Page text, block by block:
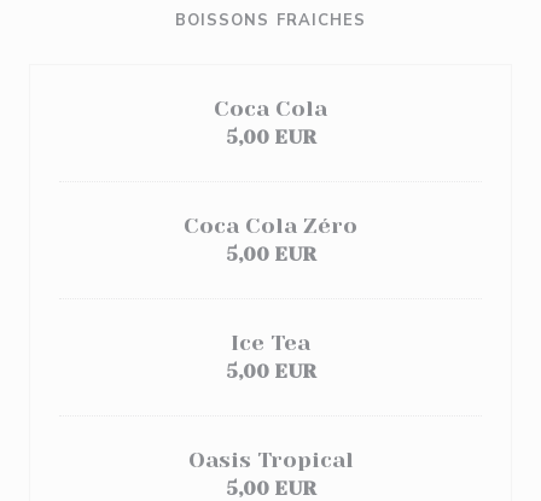
BOISSONS FRAICHES
Coca Cola
5,00 EUR
Coca Cola Zéro
5,00 EUR
Ice Tea
5,00 EUR
Oasis Tropical
5,00 EUR